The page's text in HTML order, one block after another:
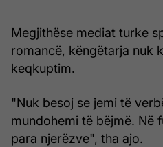
Megjithëse mediat turke
romancë, këngëtarja nuk
keqkuptim.
"Nuk besoj se jemi të
mundohemi të bëjmë. Në
para njerëzve", tha ajo.